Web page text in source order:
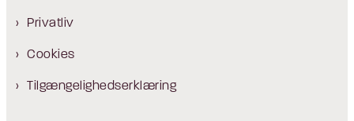
Privatliv
Cookies
Tilgængelighedserklæring